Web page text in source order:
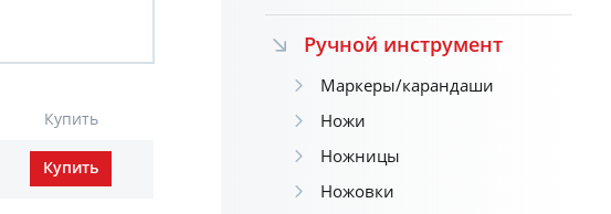
Купить
Ручной инструмент
Маркеры/карандаши
Ножи
Ножницы
Ножовки